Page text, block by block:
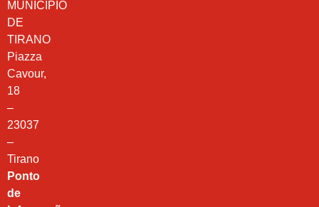
MUNICÍPIO
DE
TIRANO
Piazza
Cavour,
18
–
23037
–
Tirano
Ponto
de